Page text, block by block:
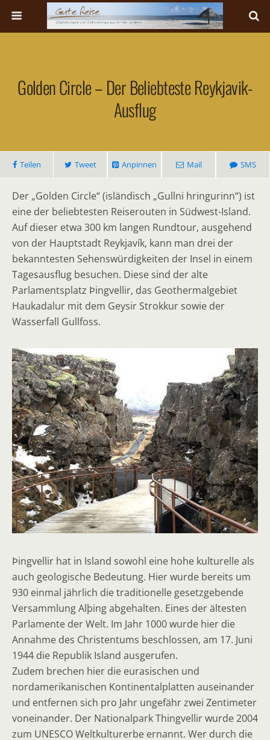
Golden Circle – Der Beliebteste Reykjavik-
Ausflug
Teilen Tweet Anpinnen Mail SMS
Der „Golden Circle“ (isländisch „Gullni hringurinn“) ist
eine der beliebtesten Reiserouten in Südwest-Island.
Auf dieser etwa 300 km langen Rundtour, ausgehend
von der Hauptstadt Reykjavík, kann man drei der
bekanntesten Sehenswürdigkeiten der Insel in einem
Tagesausflug besuchen. Diese sind der alte
Parlamentsplatz Þingvellir, das Geothermalgebiet
Haukadalur mit dem Geysir Strokkur sowie der
Wasserfall Gullfoss.
Þingvellir hat in Island sowohl eine hohe kulturelle als
auch geologische Bedeutung. Hier wurde bereits um
930 einmal jährlich die traditionelle gesetzgebende
Versammlung Alþing abgehalten. Eines der ältesten
Parlamente der Welt. Im Jahr 1000 wurde hier die
Annahme des Christentums beschlossen, am 17. Juni
1944 die Republik Island ausgerufen.
Zudem brechen hier die eurasischen und
nordamerikanischen Kontinentalplatten auseinander
und entfernen sich pro Jahr ungefähr zwei Zentimeter
voneinander. Der Nationalpark Thingvellir wurde 2004
zum UNESCO Weltkulturerbe ernannt. Wer durch die